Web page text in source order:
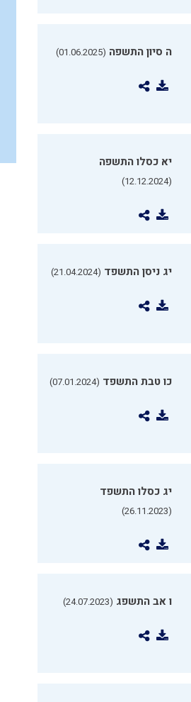
ה סיון התשפה (01.06.2025)
יא כסלו התשפה
(12.12.2024)
יג ניסן התשפד (21.04.2024)
כו טבת התשפד (07.01.2024)
יג כסלו התשפד
(26.11.2023)
ו אב התשפג (24.07.2023)